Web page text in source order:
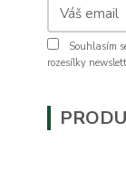
Souhlasím
rozesílky